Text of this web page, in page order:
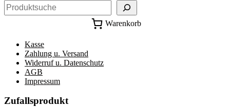
Warenkorb
Kasse
Zahlung u. Versand
Widerruf u. Datenschutz
AGB
Impressum
Zufallsprodukt